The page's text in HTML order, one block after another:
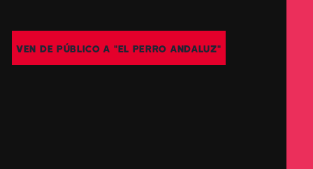
VEN DE PÚBLICO A "EL PERRO ANDALUZ"